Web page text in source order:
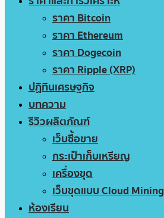
ราคา Bitcoin
ราคา Ethereum
ราคา Dogecoin
ราคา Ripple (XRP)
ปฏิทินเศรษฐกิจ
บทความ
รีวิวผลิตภัณฑ์
เว็บซื้อขาย
กระเป๋าเก็บเหรียญ
เครื่องขุด
เว็บขุดแบบ Cloud Mining
ห้องเรียน